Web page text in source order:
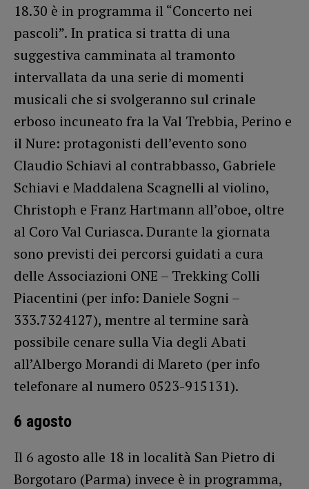
18.30 è in programma il “Concerto nei
pascoli”. In pratica si tratta di una
suggestiva camminata al tramonto
intervallata da una serie di momenti
musicali che si svolgeranno sul crinale
erboso incuneato fra la Val Trebbia, Perino e
il Nure: protagonisti dell’evento sono
Claudio Schiavi al contrabbasso, Gabriele
Schiavi e Maddalena Scagnelli al violino,
Christoph e Franz Hartmann all’oboe, oltre
al Coro Val Curiasca. Durante la giornata
sono previsti dei percorsi guidati a cura
delle Associazioni ONE – Trekking Colli
Piacentini (per info: Daniele Sogni –
333.7324127), mentre al termine sarà
possibile cenare sulla Via degli Abati
all’Albergo Morandi di Mareto (per info
telefonare al numero 0523-915131).
6 agosto
Il 6 agosto alle 18 in località San Pietro di
Borgotaro (Parma) invece è in programma,